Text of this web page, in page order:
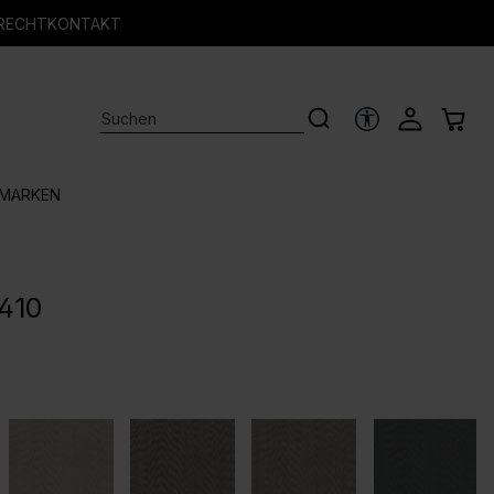
KONTAKT
HILFSTOOLS
MARKEN